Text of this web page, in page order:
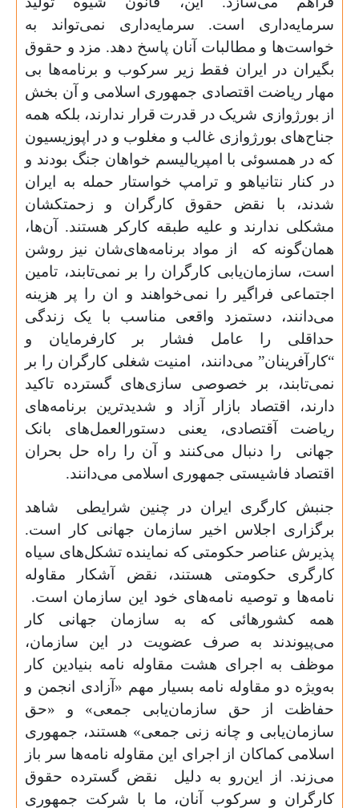
سرمایه‌داری است. سرمایه‌داری نمی‌تواند به
خواست‌ها و مطالبات آنان پاسخ دهد. مزد و حقوق
بگیران در ایران فقط زیر سرکوب و برنامه‌ها بی
مهار ریاضت اقتصادی جمهوری اسلامی و آن بخش
از بورژوازی شریک در قدرت قرار ندارند، بلکه همه
جناح‌های بورژوازی غالب و مغلوب و در اپوزیسیون
که در همسوئی با امپریالیسم خواهان جنگ بودند و
در کنار نتانیاهو و ترامپ خواستار حمله به ایران
شدند، با نقض حقوق کارگران و زحمتکشان
مشکلی ندارند و علیه طبقه کارکر هستند. آن‌ها،
همان‌گونه که از مواد برنامه‌های‌شان نیز روشن
است، سازمان‌یابی کارگران را بر نمی‌تابند، تامین
اجتماعی فراگیر را نمی‌خواهند و ان را پر هزینه
می‌دانند، دستمزد واقعی مناسب با یک زندگی
حداقلی را عامل فشار بر کارفرمایان و
“کارآفرینان” می‌دانند، امنیت شغلی کارگران را بر
نمی‌تابند، بر خصوصی سازی‌های گسترده تاکید
دارند، اقتصاد بازار آزاد و شدیدترین برنامه‌های
ریاضت آقتصادی، یعنی دستورالعمل‌های بانک
جهانی را دنبال می‌کنند و آن را راه حل بحران
اقتصاد فاشیستی جمهوری اسلامی می‌دانند.
جنبش کارگری ایران در چنین شرایطی شاهد
برگزاری اجلاس اخیر سازمان جهانی کار است.
پذیرش عناصر حکومتی که نماینده تشکل‌های سیاه
کارگری حکومتی هستند، نقض آشکار مقاوله
نامه‌ها و توصیه نامه‌های خود این سازمان است.
همه کشورهائی که به سازمان جهانی کار
می‌پیوندند به صرف عضویت در این سازمان،
موظف به اجرای هشت مقاوله نامه بنیادین کار
به‌ویژه دو مقاوله نامه بسیار مهم «آزادی انجمن و
حفاظت از حق سازمان‌یابی جمعی» و «حق
سازمان‌یابی و چانه زنی جمعی» هستند، جمهوری
اسلامی کماکان از اجرای این مقاوله نامه‌ها سر باز
می‌زند. از این‌رو به دلیل نقض گسترده حقوق
کارگران و سرکوب آنان، ما با شرکت جمهوری